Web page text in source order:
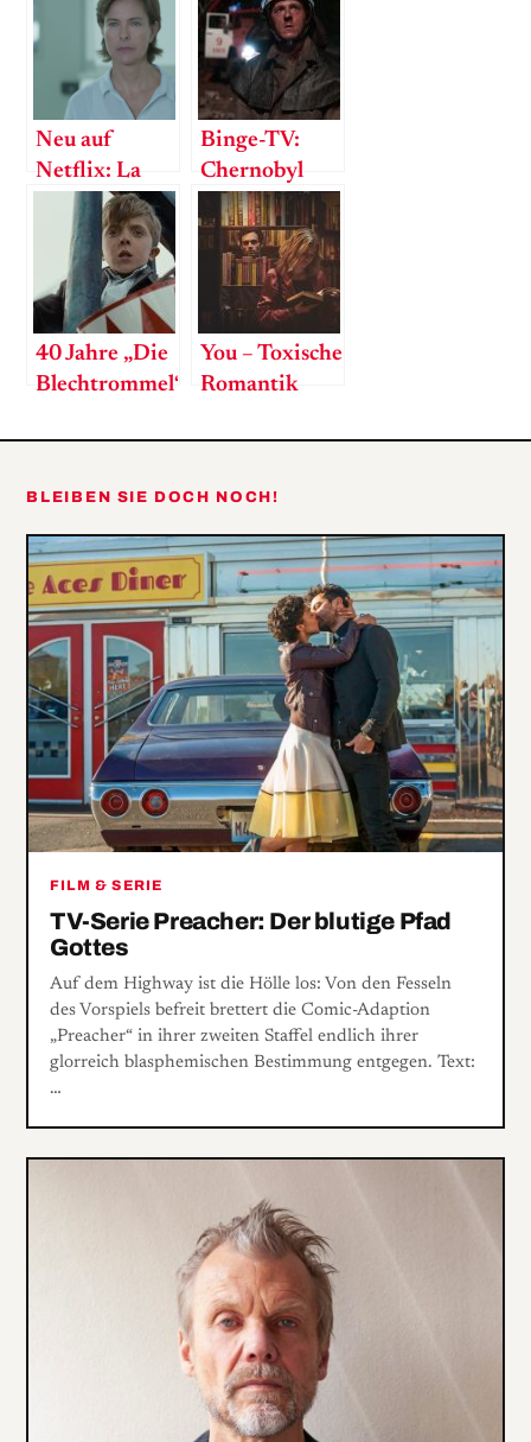
Neu auf
Netflix: La
Mante –
Meine
Mutter, die
Serienmörderin
Binge-TV:
Chernobyl
40 Jahre „Die
Blechtrommel“
You – Toxische
Romantik
BLEIBEN SIE DOCH NOCH!
FILM & SERIE
TV-Serie Preacher: Der blutige Pfad
Gottes
Auf dem Highway ist die Hölle los: Von den Fesseln
des Vorspiels befreit brettert die Comic-Adaption
„Preacher“ in ihrer zweiten Staffel endlich ihrer
glorreich blasphemischen Bestimmung entgegen. Text:
…